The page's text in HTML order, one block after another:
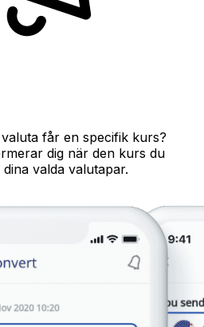
får en specifik kurs?
dig när den kurs du
valda valutapar.